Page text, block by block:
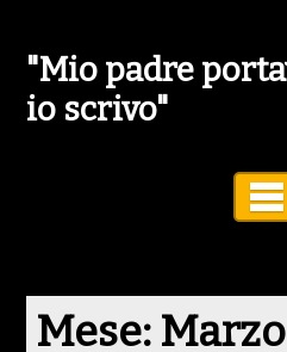
"Mio padre
io scrivo"
Mese: